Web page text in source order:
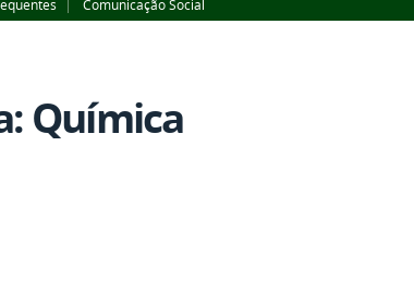
Comunicação Social
Química